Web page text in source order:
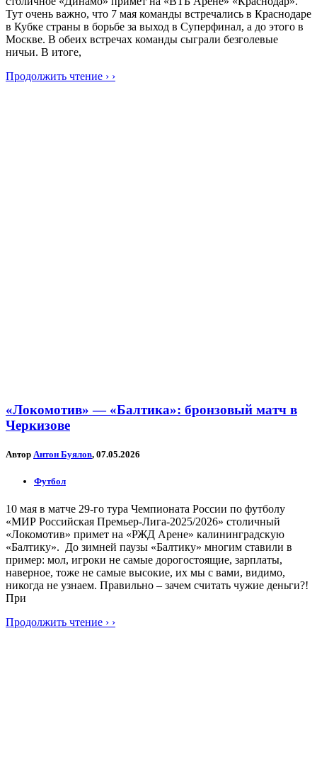
Тут очень важно, что 7 мая команды встречались в Краснодаре
в Кубке страны в борьбе за выход в Суперфинал, а до этого в
Москве. В обеих встречах команды сыграли безголевые
ничьи. В итоге,
Продолжить чтение › ›
«Локомотив» — «Балтика»: бронзовый матч в
Черкизове
Автор Антон Буялов, 07.05.2026
Футбол
10 мая в матче 29-го тура Чемпионата России по футболу
«МИР Российская Премьер-Лига-2025/2026» столичный
«Локомотив» примет на «РЖД Арене» калининградскую
«Балтику». До зимней паузы «Балтику» многим ставили в
пример: мол, игроки не самые дорогостоящие, зарплаты,
наверное, тоже не самые высокие, их мы с вами, видимо,
никогда не узнаем. Правильно – зачем считать чужие деньги?!
При
Продолжить чтение › ›